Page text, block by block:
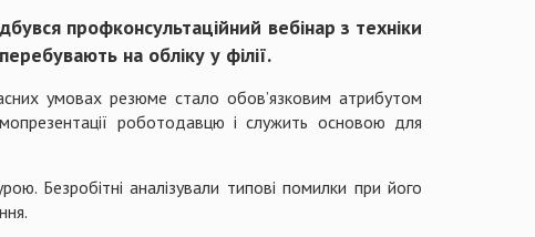
профконсультаційний вебінар з техніки
на обліку у філії.
умовах резюме стало обов’язковим атрибутом
роботодавцю і служить основою для
Безробітні аналізували типові помилки при його